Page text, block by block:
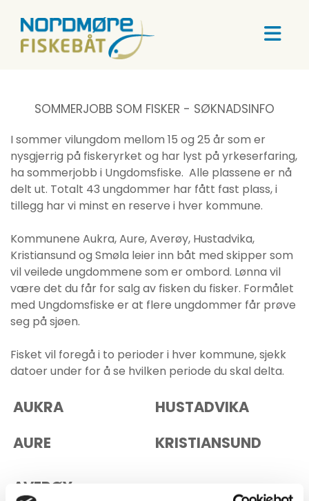
SOMMERJOBB SOM FISKER - SØKNADSINFO
I sommer vilungdom mellom 15 og 25 år som er
nysgjerrig på fiskeryrket og har lyst på yrkeserfaring,
ha sommerjobb i Ungdomsfiske. Alle plassene er nå
delt ut. Totalt 43 ungdommer har fått fast plass, i
tillegg har vi minst en reserve i hver kommune.
Kommunene Aukra, Aure, Averøy, Hustadvika,
Kristiansund og Smøla leier inn båt med skipper som
vil veilede ungdommene som er ombord. Lønna vil
være det du får for salg av fisken du fisker. Formålet
med Ungdomsfiske er at flere ungdommer får prøve
seg på sjøen.
Fisket vil foregå i to perioder i hver kommune, sjekk
datoer under for å se hvilken periode du skal delta.
AUKRA
HUSTADVIKA
AURE
KRISTIANSUND
AVERØY